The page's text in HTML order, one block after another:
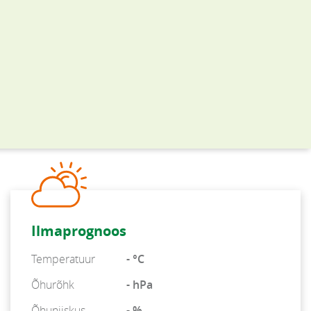
Ilmaprognoos
Temperatuur
- °C
Õhurõhk
- hPa